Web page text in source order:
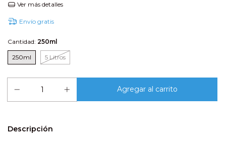
Ver más detalles
Envío gratis
Cantidad: 250ml
250ml 5 Litros
Descripción